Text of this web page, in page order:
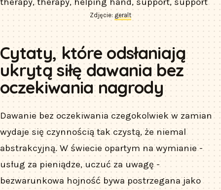
Zdjęcie: geralt
Cytaty, które odsłaniają
ukrytą siłę dawania bez
oczekiwania nagrody
Dawanie bez oczekiwania czegokolwiek w zamian
wydaje się czynnością tak czystą, że niemal
abstrakcyjną. W świecie opartym na wymianie -
usług za pieniądze, uczuć za uwagę -
bezwarunkowa hojność bywa postrzegana jako